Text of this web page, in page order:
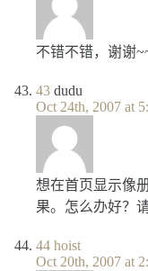
不错不错，谢谢
43 dudu
Oct 24th, 2007 at
想在首页显示像
果。怎么办好？
44 hoist
Oct 20th, 2007 at